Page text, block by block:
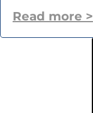
Read more >